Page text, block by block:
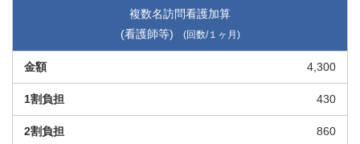
複数名訪問看護加算
(看護師等)
4,300
430
860